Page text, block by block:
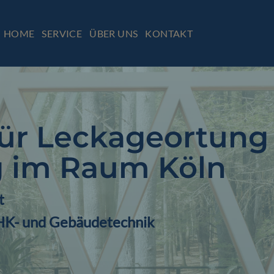
HOME SERVICE ÜBER UNS KONTAKT
Raum Köln
und Gebäudetechnik